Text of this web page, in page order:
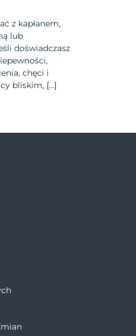
z kapłanem,
lub
doświadczasz
chęci i
bliskim, […]